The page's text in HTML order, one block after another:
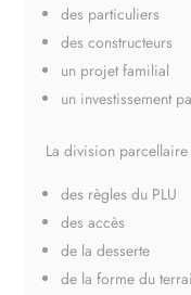
des particuliers
des constructeurs
un projet familial
un investissement
La division
des règles du PLU
des accès
de la desserte
de la forme du